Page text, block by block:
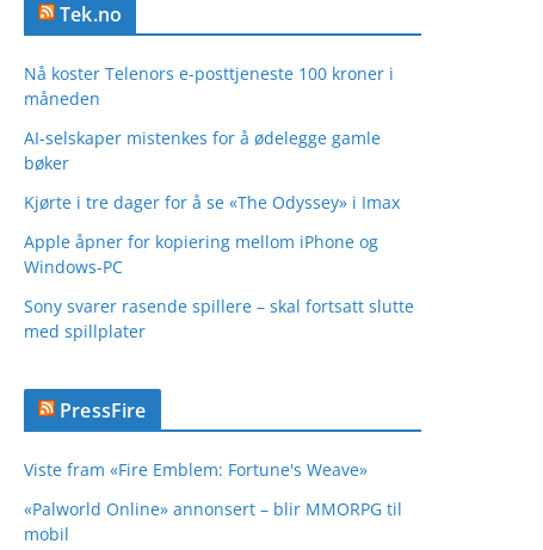
Tek.no
Nå koster Telenors e-posttjeneste 100 kroner i
måneden
AI-selskaper mistenkes for å ødelegge gamle
bøker
Kjørte i tre dager for å se «The Odyssey» i Imax
Apple åpner for kopiering mellom iPhone og
Windows-PC
Sony svarer rasende spillere – skal fortsatt slutte
med spillplater
PressFire
Viste fram «Fire Emblem: Fortune's Weave»
«Palworld Online» annonsert – blir MMORPG til
mobil